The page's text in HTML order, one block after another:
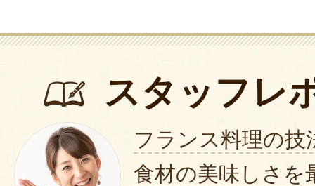
スタッフレ
フランス料理の技
食材の美味しさを